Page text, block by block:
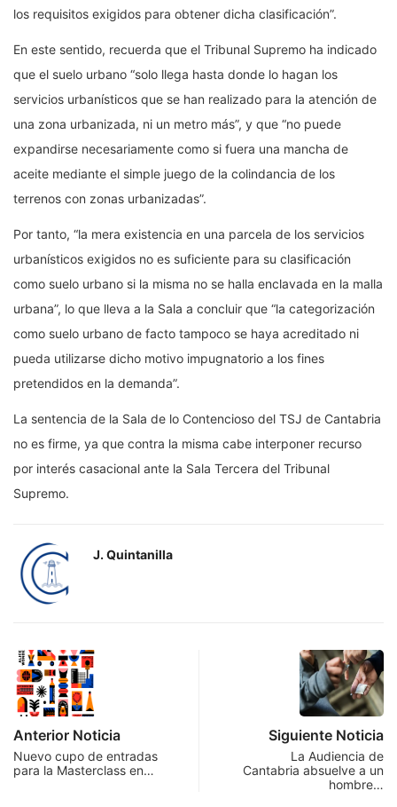
los requisitos exigidos para obtener dicha clasificación”.
En este sentido, recuerda que el Tribunal Supremo ha indicado
que el suelo urbano “solo llega hasta donde lo hagan los
servicios urbanísticos que se han realizado para la atención de
una zona urbanizada, ni un metro más”, y que “no puede
expandirse necesariamente como si fuera una mancha de
aceite mediante el simple juego de la colindancia de los
terrenos con zonas urbanizadas”.
Por tanto, “la mera existencia en una parcela de los servicios
urbanísticos exigidos no es suficiente para su clasificación
como suelo urbano si la misma no se halla enclavada en la malla
urbana”, lo que lleva a la Sala a concluir que “la categorización
como suelo urbano de facto tampoco se haya acreditado ni
pueda utilizarse dicho motivo impugnatorio a los fines
pretendidos en la demanda”.
La sentencia de la Sala de lo Contencioso del TSJ de Cantabria
no es firme, ya que contra la misma cabe interponer recurso
por interés casacional ante la Sala Tercera del Tribunal
Supremo.
J. Quintanilla
Anterior Noticia
Nuevo cupo de entradas
para la Masterclass en…
Siguiente Noticia
La Audiencia de
Cantabria absuelve a un
hombre…